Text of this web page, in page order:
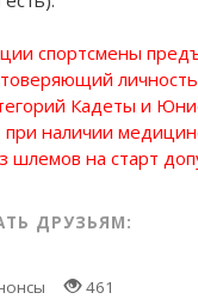
спортсмены
Кадеты и
при наличии
шлемов на старт
ДРУЗЬЯМ:
461